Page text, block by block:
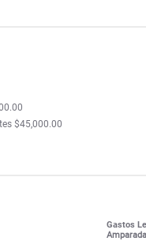
$45,000.00
Gastos
Amparada